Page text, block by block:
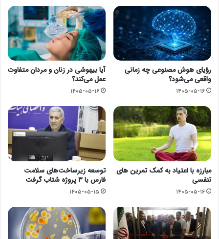
رؤیای هوش مصنوعی چه زمانی
واقعی می‌شود؟
۱۴۰۵-۰۵-۱۶
آیا بیهوشی در زنان و مردان متفاوت
عمل می‌کند؟
۱۴۰۵-۰۵-۱۶
مبارزه با اعتیاد به کمک تمرین های
تنفسی
۱۴۰۵-۰۵-۱۶
توسعه زیرساخت‌های سلامت
فارس با ۳ پروژه شتاب گرفت
۱۴۰۵-۰۵-۱۵